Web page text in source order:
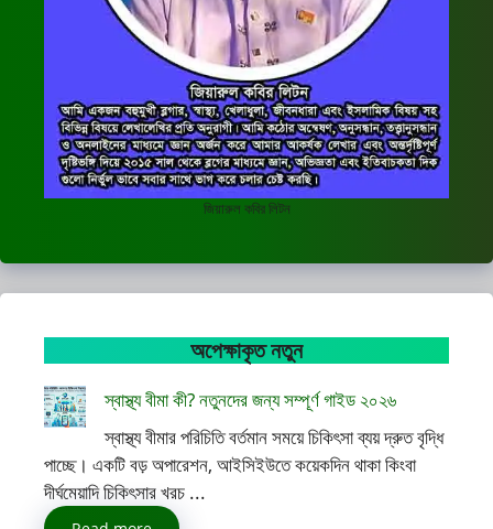
জিয়ারুল কবির লিটন
অপেক্ষাকৃত নতুন
স্বাস্থ্য বীমা কী? নতুনদের জন্য সম্পূর্ণ গাইড ২০২৬
স্বাস্থ্য বীমার পরিচিতি বর্তমান সময়ে চিকিৎসা ব্যয় দ্রুত বৃদ্ধি
পাচ্ছে। একটি বড় অপারেশন, আইসিইউতে কয়েকদিন থাকা কিংবা
দীর্ঘমেয়াদি চিকিৎসার খরচ ...